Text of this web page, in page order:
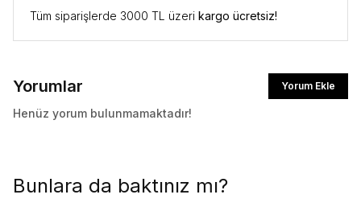
Tüm siparişlerde 3000 TL üzeri kargo ücretsiz!
Yorumlar Yorum Ekle
Henüz yorum bulunmamaktadır!
Bunlara da baktınız mı?
İlk Siparişe Özel